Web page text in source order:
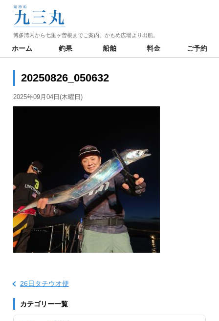
博多湾内から七里ヶ曽根までご案内。かもめ広場より出船。
ホーム 釣果 船舶 料金 ご予約
20250826_050632
2025年09月04日(木曜日)
26日タチウオ便
カテゴリー一覧